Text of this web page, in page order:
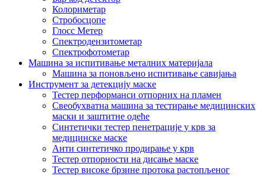
Колориметар
Стробосцопе
Глосс Метер
Спектродензитометар
Спектрофотометар
Машина за испитивање металних материјала
Машина за поновљено испитивање савијања
Инструмент за детекцију маске
Тестер перформанси отпорних на пламен
Свеобухватна машина за тестирање медицинских
маски и заштитне одеће
Синтетички тестер пенетрације у крв за
медицинске маске
Анти синтетичко продирање у крв
Тестер отпорности на дисање маске
Тестер високе брзине протока растопљеног